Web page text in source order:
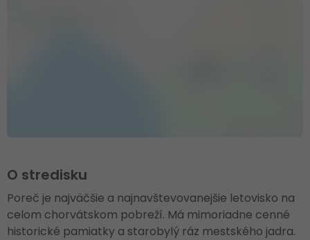
O stredisku
Poreč je najväčšie a najnavštevovanejšie letovisko na
celom chorvátskom pobreží. Má mimoriadne cenné
historické pamiatky a starobylý ráz mestského jadra.